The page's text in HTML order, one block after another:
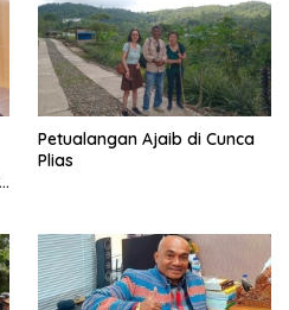
Petualangan Ajaib di Cunca
Plias